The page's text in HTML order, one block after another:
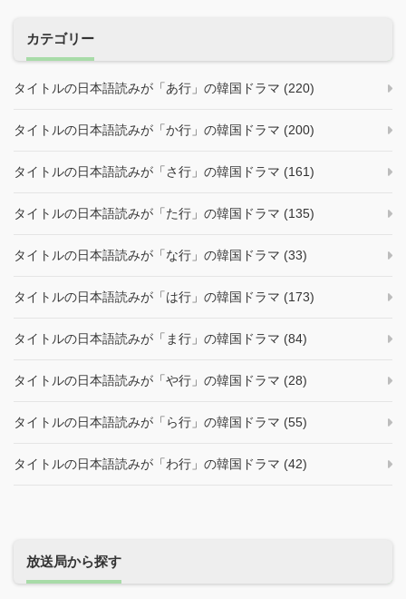
カテゴリー
タイトルの日本語読みが「あ行」の韓国ドラマ (220)
タイトルの日本語読みが「か行」の韓国ドラマ (200)
タイトルの日本語読みが「さ行」の韓国ドラマ (161)
タイトルの日本語読みが「た行」の韓国ドラマ (135)
タイトルの日本語読みが「な行」の韓国ドラマ (33)
タイトルの日本語読みが「は行」の韓国ドラマ (173)
タイトルの日本語読みが「ま行」の韓国ドラマ (84)
タイトルの日本語読みが「や行」の韓国ドラマ (28)
タイトルの日本語読みが「ら行」の韓国ドラマ (55)
タイトルの日本語読みが「わ行」の韓国ドラマ (42)
放送局から探す